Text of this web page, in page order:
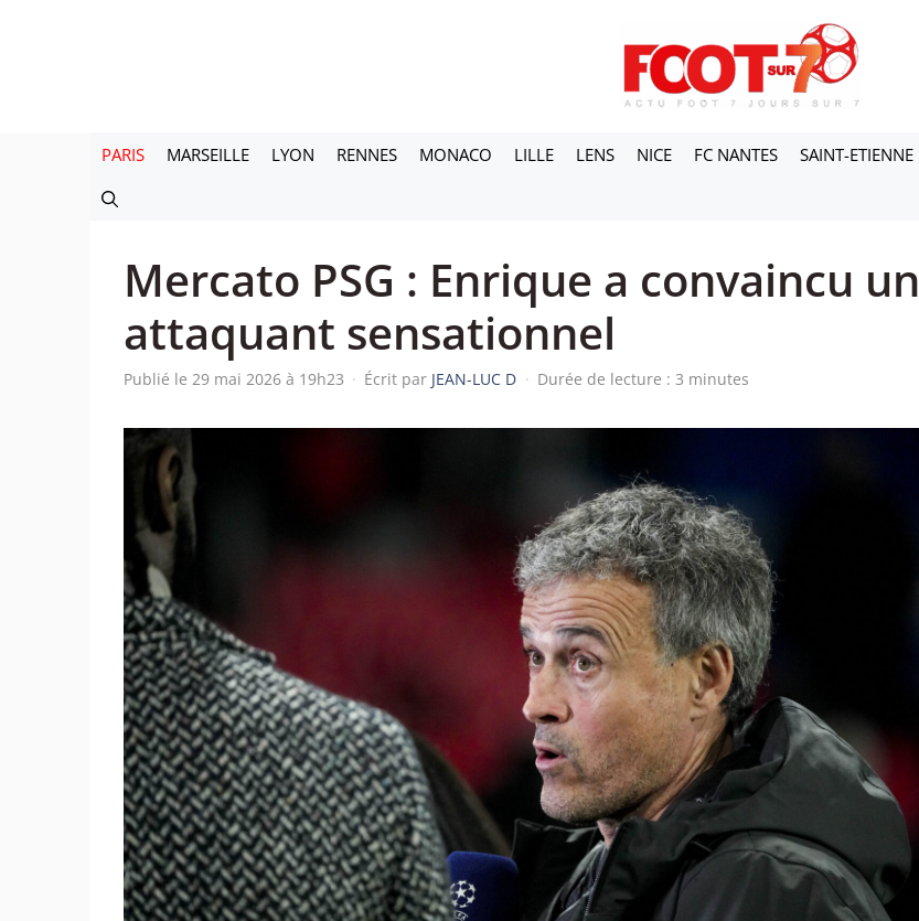
PARIS MARSEILLE LYON RENNES MONACO LILLE LENS NICE FC NANTES SAINT-ETIENNE
Mercato PSG : Enrique a convaincu un
attaquant sensationnel
Publié le 29 mai 2026 à 19h23 · Écrit par JEAN-LUC D · Durée de lecture : 3 minutes